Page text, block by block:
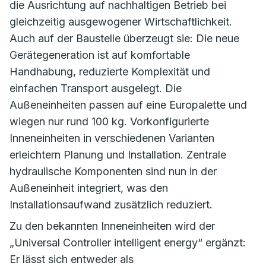
die Ausrichtung auf nachhaltigen Betrieb bei
gleichzeitig ausgewogener Wirtschaftlichkeit.
Auch auf der Baustelle überzeugt sie: Die neue
Gerätegeneration ist auf komfortable
Handhabung, reduzierte Komplexität und
einfachen Transport ausgelegt. Die
Außeneinheiten passen auf eine Europalette und
wiegen nur rund 100 kg. Vorkonfigurierte
Inneneinheiten in verschiedenen Varianten
erleichtern Planung und Installation. Zentrale
hydraulische Komponenten sind nun in der
Außeneinheit integriert, was den
Installationsaufwand zusätzlich reduziert.
Zu den bekannten Inneneinheiten wird der
„Universal Controller intelligent energy“ ergänzt:
Er lässt sich entweder als